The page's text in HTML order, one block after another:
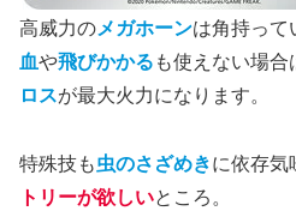
高威力のメガホーンは角持って
血や飛びかかる も使えない場
ロスが最大火力になります。
特殊技も虫のさざめきに依存気
トリーが欲しいところ。